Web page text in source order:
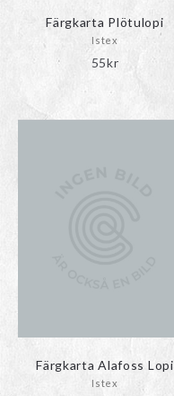
Färgkarta Plötulopi
Istex
55kr
Färgkarta Alafoss Lopi
Istex